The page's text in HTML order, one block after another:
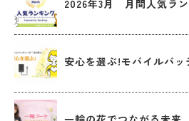
2026年3月 月間人気ラ
安心を選ぶ!モバイルバ